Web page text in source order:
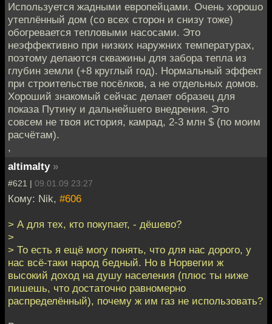
Используется жадными европейцами. Очень хорошо
утеплённый дом (со всех сторон и снизу тоже)
обогревается тепловыми насосами. Это
неэффективно при низких наружних температурах,
поэтому делаются скважины для забора тепла из
глубин земли (+8 круглый год). Нормальный эффект
при строительстве посёлков, а не отдельных домов.
Хороший знакомый сейчас делает образец для
показа Путину и дальнейшего внедрения. Это
совсем не твоя история, камрад, 2-3 млн $ (по моим
расчётам).
,
altimalty »
#621 | 09.01.09 23:27
Кому: Nik, #606
> А для тех, кто покупает, - дёшево?
>
> То есть я ещё могу понять, что для нас дорого, у
нас всё-таки народ бедный. Но в Норвегии ж
высокий доход на душу населения (плюс ты ниже
пишешь, что достаточно равномерно
распределённый), почему ж им газ не использовать?